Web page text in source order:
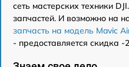
сеть мастерских техники
запчастей. И возможно на
запчасть на модель Mavic
- предоставляется скидка -